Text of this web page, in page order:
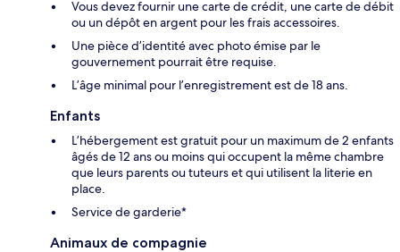
Vous devez fournir une carte de crédit, une carte de débit
ou un dépôt en argent pour les frais accessoires.
Une pièce d’identité avec photo émise par le
gouvernement pourrait être requise.
L’âge minimal pour l’enregistrement est de 18 ans.
Enfants
L’hébergement est gratuit pour un maximum de 2 enfants
âgés de 12 ans ou moins qui occupent la même chambre
que leurs parents ou tuteurs et qui utilisent la literie en
place.
Service de garderie*
Animaux de compagnie